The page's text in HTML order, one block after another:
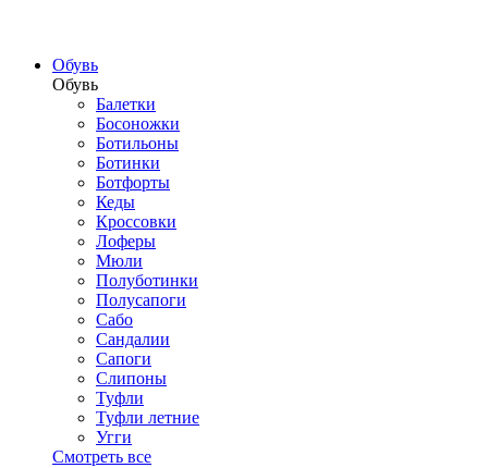
Обувь
Обувь
Балетки
Босоножки
Ботильоны
Ботинки
Ботфорты
Кеды
Кроссовки
Лоферы
Мюли
Полуботинки
Полусапоги
Сабо
Сандалии
Сапоги
Слипоны
Туфли
Туфли летние
Угги
Смотреть все